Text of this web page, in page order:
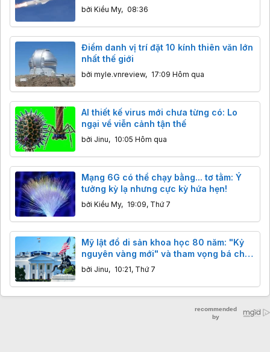
bởi Kiều My, 08:36
Điểm danh vị trí đặt 10 kính thiên văn lớn
nhất thế giới
bởi myle.vnreview, 17:09 Hôm qua
AI thiết kế virus mới chưa từng có: Lo
ngại về viễn cảnh tận thế
bởi Jinu, 10:05 Hôm qua
Mạng 6G có thể chạy bằng... tơ tằm: Ý
tưởng kỳ lạ nhưng cực kỳ hứa hẹn!
bởi Kiều My, 19:09, Thứ 7
Mỹ lật đổ di sản khoa học 80 năm: "Kỷ
nguyên vàng mới" và tham vọng bá chủ
công nghệ
bởi Jinu, 10:21, Thứ 7